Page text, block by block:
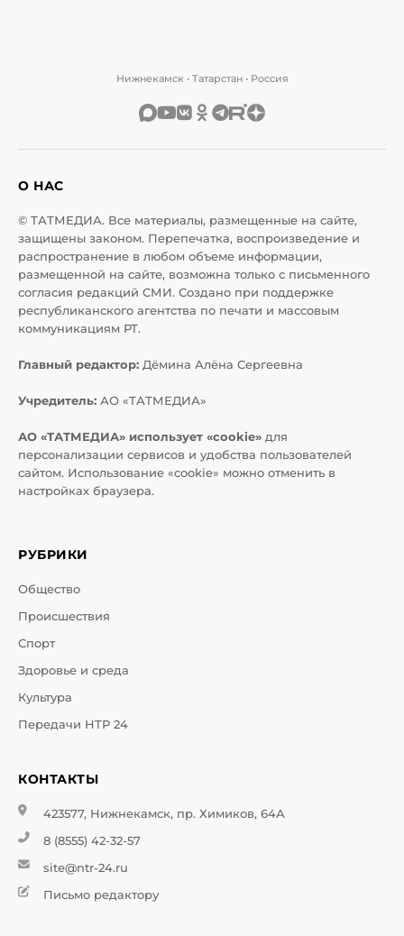
Нижнекамск • Татарстан • Россия
О НАС
© ТАТМЕДИА. Все материалы, размещенные на сайте,
защищены законом. Перепечатка, воспроизведение и
распространение в любом объеме информации,
размещенной на сайте, возможна только с письменного
согласия редакций СМИ. Создано при поддержке
республиканского агентства по печати и массовым
коммуникациям РТ.
Главный редактор: Дёмина Алёна Сергеевна
Учредитель: АО «ТАТМЕДИА»
АО «ТАТМЕДИА» использует «cookie» для
персонализации сервисов и удобства пользователей
сайтом. Использование «cookie» можно отменить в
настройках браузера.
РУБРИКИ
Общество
Происшествия
Спорт
Здоровье и среда
Культура
Передачи НТР 24
КОНТАКТЫ
423577, Нижнекамск, пр. Химиков, 64А
8 (8555) 42-32-57
site@ntr-24.ru
Письмо редактору